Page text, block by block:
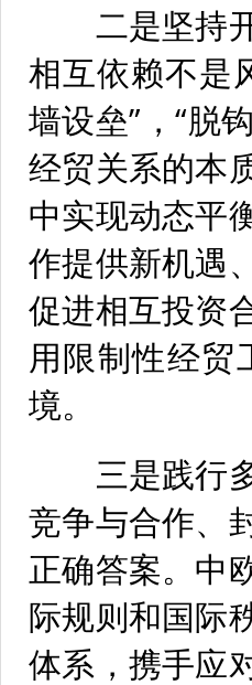
二是坚持开
相互依赖不是
墙设垒”，“脱
经贸关系的本
中实现动态平
作提供新机遇
促进相互投资
用限制性经贸
境。
三是践行多
竞争与合作、
正确答案。中
际规则和国际
体系，携手应